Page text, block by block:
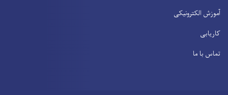
آموزش الکترونیکی
کاریابی
تماس با ما